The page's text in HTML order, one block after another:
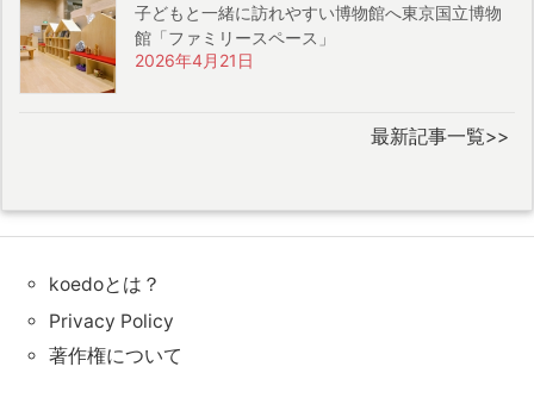
子どもと一緒に訪れやすい博物館へ東京国立博物
館「ファミリースペース」
2026年4月21日
最新記事一覧>>
koedoとは？
Privacy Policy
著作権について